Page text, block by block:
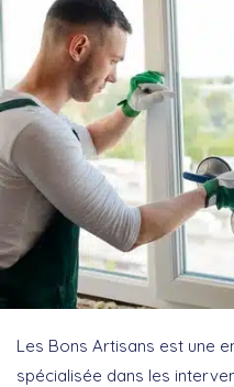
Les Bons Artisans est une
spécialisée dans les